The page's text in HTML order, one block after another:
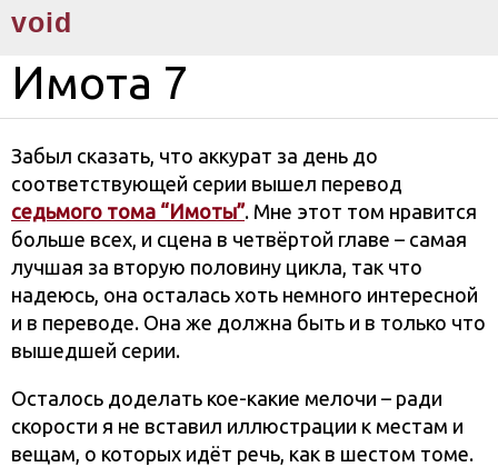
void
Имота 7
Забыл сказать, что аккурат за день до
соответствующей серии вышел перевод
седьмого тома “Имоты”. Мне этот том нравится
больше всех, и сцена в четвёртой главе – самая
лучшая за вторую половину цикла, так что
надеюсь, она осталась хоть немного интересной
и в переводе. Она же должна быть и в только что
вышедшей серии.
Осталось доделать кое-какие мелочи – ради
скорости я не вставил иллюстрации к местам и
вещам, о которых идёт речь, как в шестом томе.